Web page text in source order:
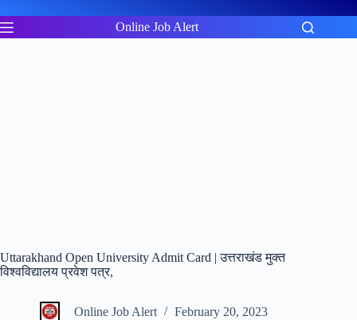
to
content
Online Job Alert
Uttarakhand Open University Admit Card | उत्तराखंड मुक्त
विश्वविद्यालय प्रवेश पत्र,
Online Job Alert February 20, 2023